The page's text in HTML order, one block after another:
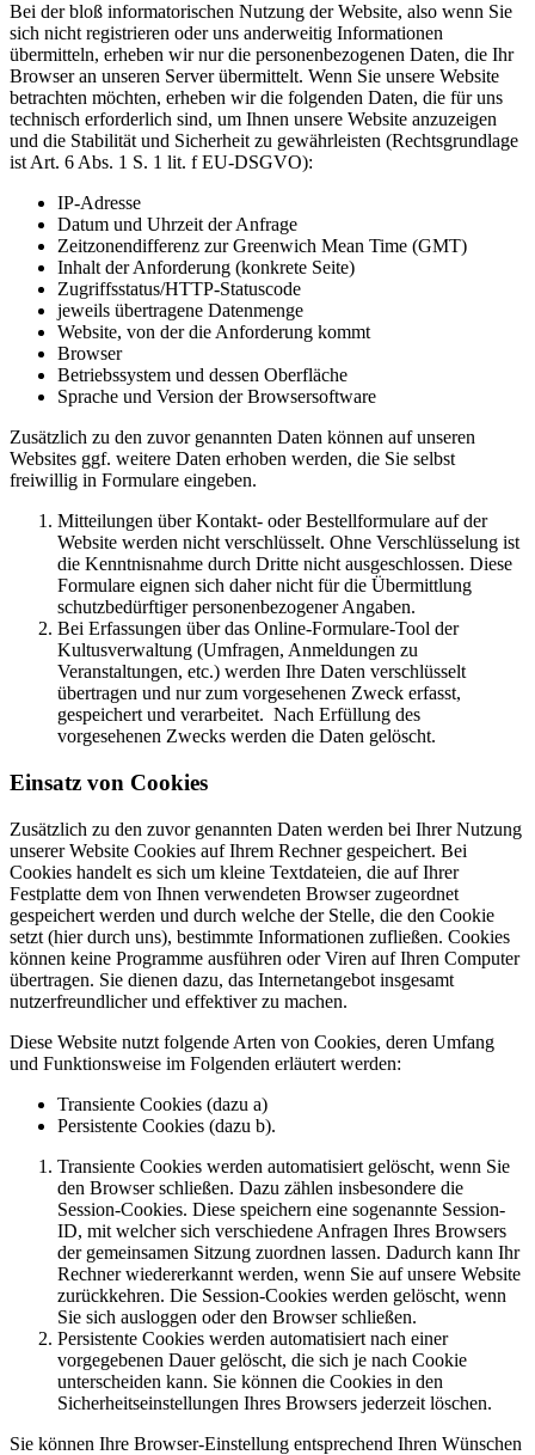
Bei der bloß informatorischen Nutzung der Website, also wenn Sie
sich nicht registrieren oder uns anderweitig Informationen
übermitteln, erheben wir nur die personenbezogenen Daten, die Ihr
Browser an unseren Server übermittelt. Wenn Sie unsere Website
betrachten möchten, erheben wir die folgenden Daten, die für uns
technisch erforderlich sind, um Ihnen unsere Website anzuzeigen
und die Stabilität und Sicherheit zu gewährleisten (Rechtsgrundlage
ist Art. 6 Abs. 1 S. 1 lit. f EU-DSGVO):
IP-Adresse
Datum und Uhrzeit der Anfrage
Zeitzonendifferenz zur Greenwich Mean Time (GMT)
Inhalt der Anforderung (konkrete Seite)
Zugriffsstatus/HTTP-Statuscode
jeweils übertragene Datenmenge
Website, von der die Anforderung kommt
Browser
Betriebssystem und dessen Oberfläche
Sprache und Version der Browsersoftware
Zusätzlich zu den zuvor genannten Daten können auf unseren
Websites ggf. weitere Daten erhoben werden, die Sie selbst
freiwillig in Formulare eingeben.
Mitteilungen über Kontakt- oder Bestellformulare auf der
Website werden nicht verschlüsselt. Ohne Verschlüsselung ist
die Kenntnisnahme durch Dritte nicht ausgeschlossen. Diese
Formulare eignen sich daher nicht für die Übermittlung
schutzbedürftiger personenbezogener Angaben.
Bei Erfassungen über das Online-Formulare-Tool der
Kultusverwaltung (Umfragen, Anmeldungen zu
Veranstaltungen, etc.) werden Ihre Daten verschlüsselt
übertragen und nur zum vorgesehenen Zweck erfasst,
gespeichert und verarbeitet. Nach Erfüllung des
vorgesehenen Zwecks werden die Daten gelöscht.
Einsatz von Cookies
Zusätzlich zu den zuvor genannten Daten werden bei Ihrer Nutzung
unserer Website Cookies auf Ihrem Rechner gespeichert. Bei
Cookies handelt es sich um kleine Textdateien, die auf Ihrer
Festplatte dem von Ihnen verwendeten Browser zugeordnet
gespeichert werden und durch welche der Stelle, die den Cookie
setzt (hier durch uns), bestimmte Informationen zufließen. Cookies
können keine Programme ausführen oder Viren auf Ihren Computer
übertragen. Sie dienen dazu, das Internetangebot insgesamt
nutzerfreundlicher und effektiver zu machen.
Diese Website nutzt folgende Arten von Cookies, deren Umfang
und Funktionsweise im Folgenden erläutert werden:
Transiente Cookies (dazu a)
Persistente Cookies (dazu b).
Transiente Cookies werden automatisiert gelöscht, wenn Sie
den Browser schließen. Dazu zählen insbesondere die
Session-Cookies. Diese speichern eine sogenannte Session-
ID, mit welcher sich verschiedene Anfragen Ihres Browsers
der gemeinsamen Sitzung zuordnen lassen. Dadurch kann Ihr
Rechner wiedererkannt werden, wenn Sie auf unsere Website
zurückkehren. Die Session-Cookies werden gelöscht, wenn
Sie sich ausloggen oder den Browser schließen.
Persistente Cookies werden automatisiert nach einer
vorgegebenen Dauer gelöscht, die sich je nach Cookie
unterscheiden kann. Sie können die Cookies in den
Sicherheitseinstellungen Ihres Browsers jederzeit löschen.
Sie können Ihre Browser-Einstellung entsprechend Ihren Wünschen